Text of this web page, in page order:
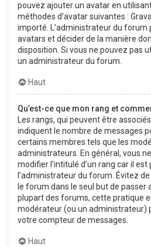
pouvez ajouter un avatar en
méthodes d’avatar suivantes :
importé. L’administrateur du forum
avatars et décider de la manière
disposition. Si vous ne pouvez pas
un administrateur du forum.
Haut
Qu’est-ce que mon rang et
Les rangs, qui peuvent être
indiquent le nombre de messages
certains membres tels que les
administrateurs. En général, vous
modifier l’intitulé d’un rang car il
l’administrateur du forum. Évitez
le forum dans le seul but de passer
plupart des forums, cette pratique
modérateur (ou un administrateur)
votre compteur de messages.
Haut